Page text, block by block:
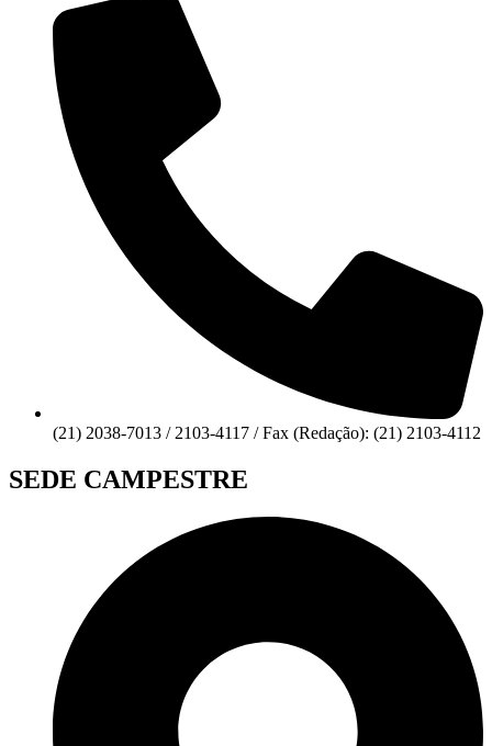
(21) 2038-7013 / 2103-4117 / Fax (Redação): (21) 2103-4112
SEDE CAMPESTRE